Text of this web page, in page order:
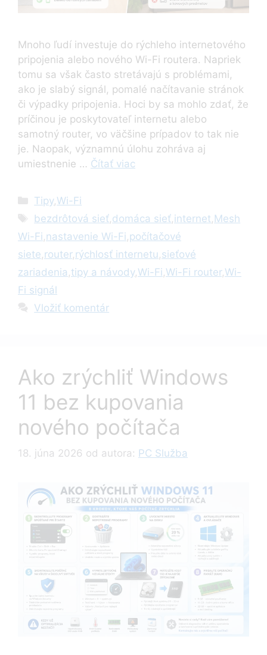
Mnoho ľudí investuje do rýchleho internetového
pripojenia alebo nového Wi-Fi routera. Napriek
tomu sa však často stretávajú s problémami,
ako je slabý signál, pomalé načítavanie stránok
či výpadky pripojenia. Hoci by sa mohlo zdať, že
príčinou je poskytovateľ internetu alebo
samotný router, vo väčšine prípadov to tak nie
je. Naopak, významnú úlohu zohráva aj
umiestnenie … Čítať viac
Kategórie
Tipy, Wi-Fi
Značky
bezdrôtová sieť domáca sieť internet Mesh
Wi-Fi nastavenie Wi-Fi počítačové
siete router, rýchlosť internetu sieťové
zariadenia tipy a návody, Wi-Fi Wi-Fi router, Wi-
Fi signál
Vložiť komentár
Ako zrýchliť Windows
11 bez kupovania
nového počítača
18. júna 2026 od autora: PC Služba